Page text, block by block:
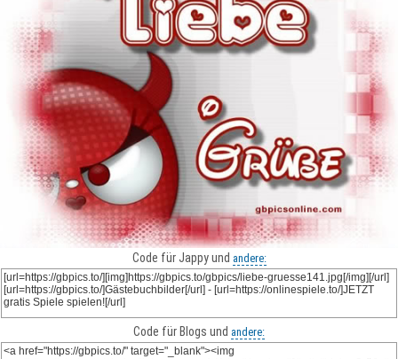
Code für Jappy und andere:
Code für Blogs und andere: